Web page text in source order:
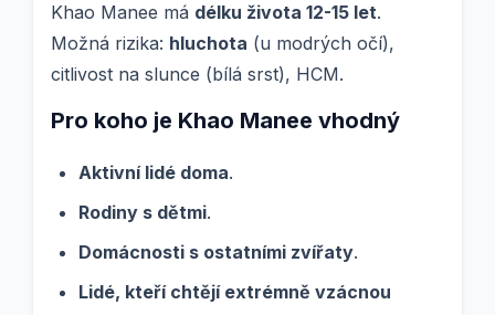
Khao Manee má délku života 12-15 let.
Možná rizika: hluchota (u modrých očí),
citlivost na slunce (bílá srst), HCM.
Pro koho je Khao Manee vhodný
Aktivní lidé doma.
Rodiny s dětmi.
Domácnosti s ostatními zvířaty.
Lidé, kteří chtějí extrémně vzácnou